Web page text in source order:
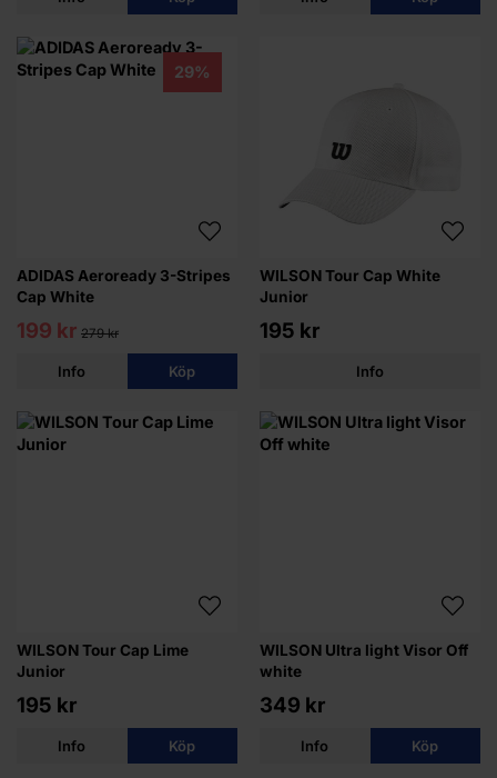
29%
ADIDAS Aeroready 3-Stripes
Cap White
199 kr 279 kr
Info Köp
WILSON Tour Cap White
Junior
195 kr
Info
WILSON Tour Cap Lime
Junior
195 kr
Info Köp
WILSON Ultra light Visor Off
white
349 kr
Info Köp